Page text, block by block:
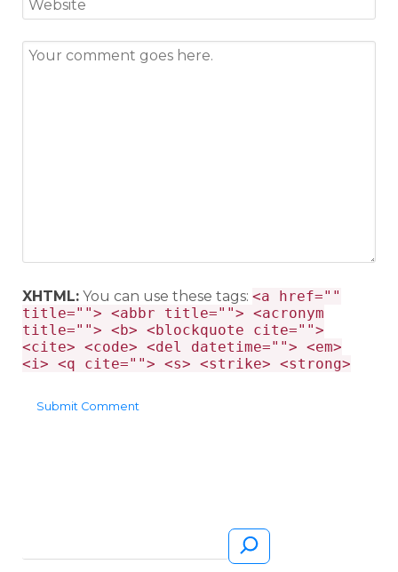
XHTML: You can use these tags: <a href=""
title=""> <abbr title=""> <acronym
title=""> <b> <blockquote cite="">
<cite> <code> <del datetime=""> <em>
<i> <q cite=""> <s> <strike> <strong>